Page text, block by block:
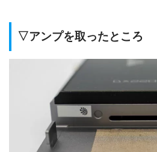
▽アンプを取ったところ